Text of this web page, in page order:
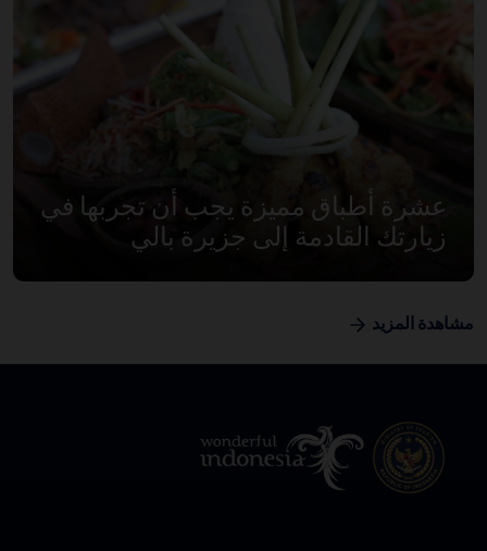
عشرة أطباق مميزة يجب أن تجربها في
زيارتك القادمة إلى جزيرة بالي
مشاهدة المزيد